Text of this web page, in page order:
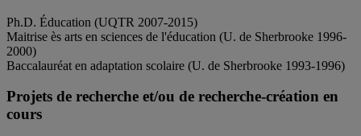
Ph.D. Éducation (UQTR 2007-2015)
Maitrise ès arts en sciences de l'éducation (U. de Sherbrooke 1996-
2000)
Baccalauréat en adaptation scolaire (U. de Sherbrooke 1993-1996)
Projets de recherche et/ou de recherche-création en
cours